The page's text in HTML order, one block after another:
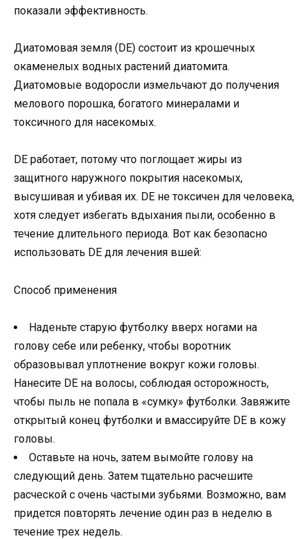
показали эффективность.
Диатомовая земля (DE) состоит из крошечных
окаменелых водных растений диатомита.
Диатомовые водоросли измельчают до получения
мелового порошка, богатого минералами и
токсичного для насекомых.
DE работает, потому что поглощает жиры из
защитного наружного покрытия насекомых,
высушивая и убивая их. DE не токсичен для человека,
хотя следует избегать вдыхания пыли, особенно в
течение длительного периода. Вот как безопасно
использовать DE для лечения вшей:
Способ применения
Наденьте старую футболку вверх ногами на
голову себе или ребенку, чтобы воротник
образовывал уплотнение вокруг кожи головы.
Нанесите DE на волосы, соблюдая осторожность,
чтобы пыль не попала в «сумку» футболки. Завяжите
открытый конец футболки и вмассируйте DE в кожу
головы.
Оставьте на ночь, затем вымойте голову на
следующий день. Затем тщательно расчешите
расческой с очень частыми зубьями. Возможно, вам
придется повторять лечение один раз в неделю в
течение трех недель.